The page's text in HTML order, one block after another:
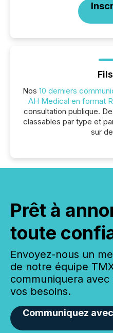
Nos 10 derniers
AH Medical en format
consultation publique.
classables par type et
sur
Prêt à
toute
Envoyez-nous un
de notre équipe
communiquera
vos besoins.
Communiquez